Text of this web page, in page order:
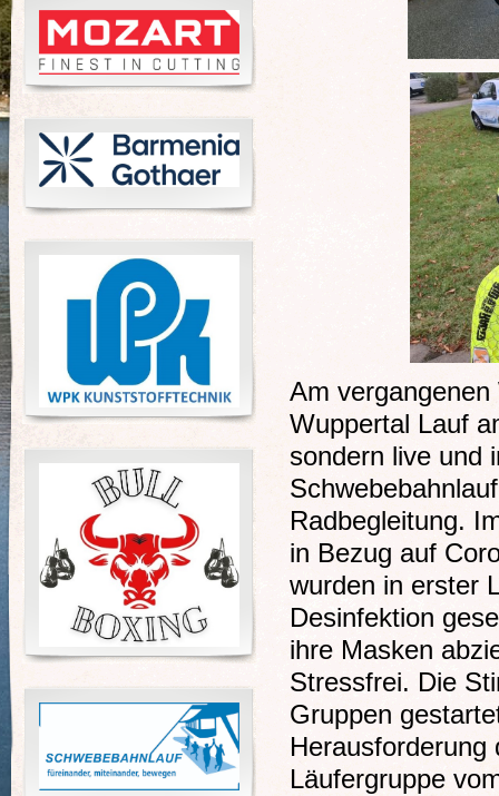
Am
Wuppertal Lauf
sondern live und
Radbegleitung.
in Bezug auf
wurden in erster
Desinfektion
ihre Masken
Stressfrei. Die
Gruppen
Herausforderung
Läufergruppe